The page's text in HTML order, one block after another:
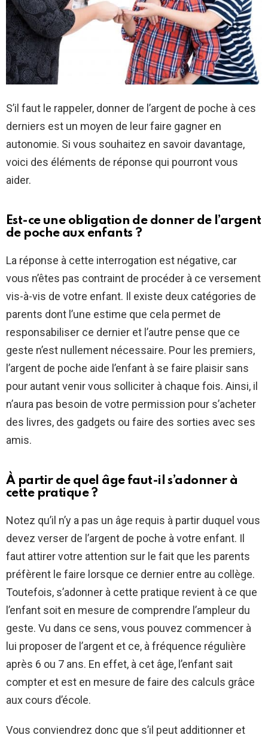
S’il faut le rappeler, donner de l’argent de poche à ces
derniers est un moyen de leur faire gagner en
autonomie. Si vous souhaitez en savoir davantage,
voici des éléments de réponse qui pourront vous
aider.
Est-ce une obligation de donner de l’argent
de poche aux enfants ?
La réponse à cette interrogation est négative, car
vous n’êtes pas contraint de procéder à ce versement
vis-à-vis de votre enfant. Il existe deux catégories de
parents dont l’une estime que cela permet de
responsabiliser ce dernier et l’autre pense que ce
geste n’est nullement nécessaire. Pour les premiers,
l’argent de poche aide l’enfant à se faire plaisir sans
pour autant venir vous solliciter à chaque fois. Ainsi, il
n’aura pas besoin de votre permission pour s’acheter
des livres, des gadgets ou faire des sorties avec ses
amis.
À partir de quel âge faut-il s’adonner à
cette pratique ?
Notez qu’il n’y a pas un âge requis à partir duquel vous
devez verser de l’argent de poche à votre enfant. Il
faut attirer votre attention sur le fait que les parents
préfèrent le faire lorsque ce dernier entre au collège.
Toutefois, s’adonner à cette pratique revient à ce que
l’enfant soit en mesure de comprendre l’ampleur du
geste. Vu dans ce sens, vous pouvez commencer à
lui proposer de l’argent et ce, à fréquence régulière
après 6 ou 7 ans. En effet, à cet âge, l’enfant sait
compter et est en mesure de faire des calculs grâce
aux cours d’école.
Vous conviendrez donc que s’il peut additionner et